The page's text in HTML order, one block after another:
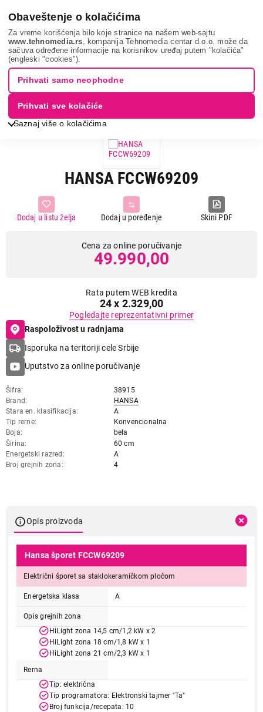
Obaveštenje o kolačićima
Za vreme korišćenja bilo koje stranice na našem web-sajtu
www.tehnomedia.rs , kompanija Tehnomedia centar d.o.o. može da
sačuva određene informacije na korisnikov uređaj putem "kolačića"
(engleski "cookies").
Saznaj više o kolačićima
Prihvati samo neophodne
Prihvati sve kolačiće
Bela tehnika Šporeti Staklokeramički šporeti
Hansa
fccw69209...
HANSA FCCW69209
Skini PDF
Dodaj u poređenje
Dodaj u listu želja
Cena za online poručivanje
49.990,00
Rata putem WEB kredita
24 x 2.329,00
Pogledajte reprezentativni primer
Raspoloživost u radnjama
Isporuka na teritoriji cele Srbije
Uputstvo za online poručivanje
Šifra
38915
Brand
HANSA
Stara en. klasifikacija
A
Tip rerne
Konvencionalna
Boja
bela
Širina
60 cm
Energetski razred
A
Broj grejnih zona
4
Opis proizvoda
Hansa šporet FCCW69209
Električni šporet sa staklokeramičkom pločom
Energetska klasa A
Opis grejnih zona
HiLight zona 14,5 cm/1,2 kW x 2
HiLight zona 18 cm/1,8 kW x 1
HiLight zona 21 cm/2,3 kW x 1
Rerna
Tip: električna
Tip programatora: Elektronski tajmer "Ta"
Broj funkcija/recepata: 10